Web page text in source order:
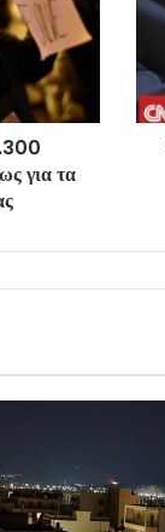
για τα